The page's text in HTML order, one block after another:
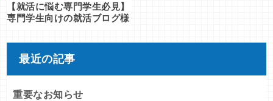
【就活に悩む専門学生必見】
専門学生向けの就活ブログ様
最近の記事
重要なお知らせ